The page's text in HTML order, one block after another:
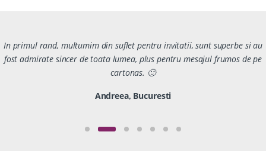
In primul rand, multumim din suflet pentru invitatii, sunt superbe si au
fost admirate sincer de toata lumea, plus pentru mesajul frumos de pe
cartonas. 🙂
Andreea, Bucuresti